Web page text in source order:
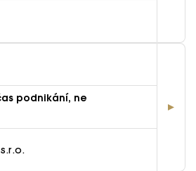
podnikání, ne